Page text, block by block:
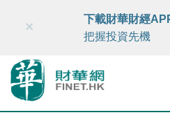
財華智庫網 FINTV
×
下載財華財經
把握投資先機